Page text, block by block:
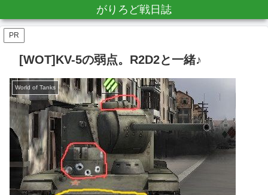
がりろど戦日誌
PR
[WOT]KV-5の弱点。R2D2と一緒♪
World of Tanks